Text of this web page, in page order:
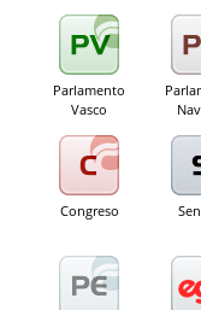
Parlamento
Vasco
Congreso